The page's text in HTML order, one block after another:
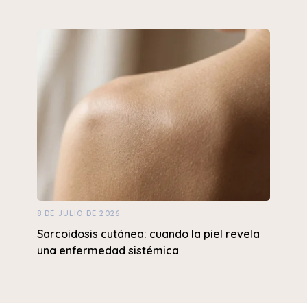
8 DE JULIO DE 2026
Sarcoidosis cutánea: cuando la piel revela
una enfermedad sistémica